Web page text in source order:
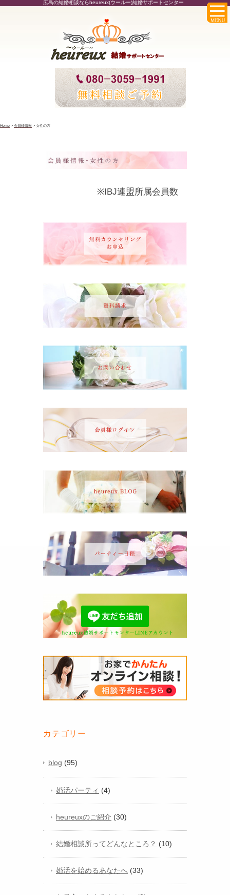
広島の結婚相談ならheureux(ウールー)結婚サポートセンター
へ
Home > 会員様情報 > 女性の方
※IBJ連盟所属会員数
カテゴリー
blog (95)
婚活パーティ (4)
heureuxのご紹介 (30)
結婚相談所ってどんなところ？ (10)
婚活を始めるあなたへ (33)